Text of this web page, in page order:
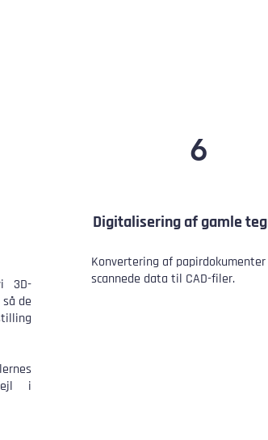
3D-
de
i
6
Digitalisering af gamle
Konvertering af papirdokumenter
scannede data til CAD-filer.